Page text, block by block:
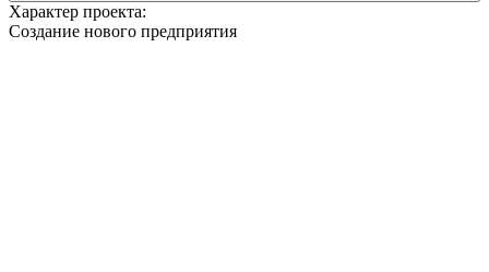
Характер проекта:
Создание нового предприятия